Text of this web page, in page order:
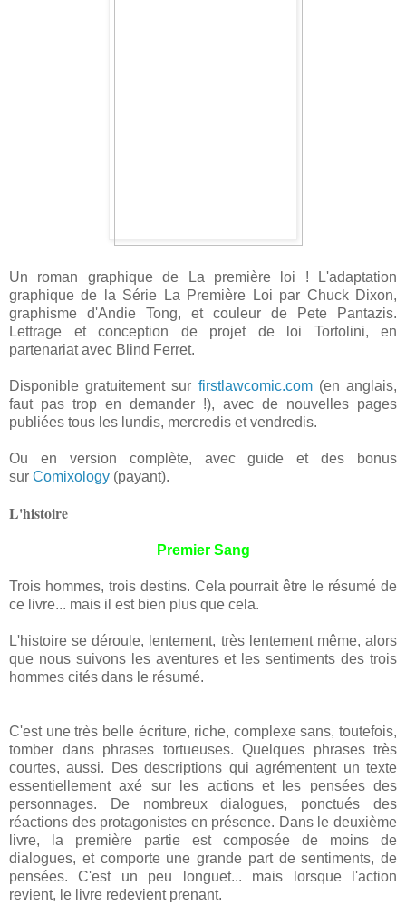
Un roman graphique de La première loi ! L'adaptation
graphique de la Série La Première Loi par Chuck Dixon,
graphisme d'Andie Tong, et couleur de Pete Pantazis.
Lettrage et conception de projet de loi Tortolini, en
partenariat avec Blind Ferret.
Disponible gratuitement sur firstlawcomic.com(en anglais,
faut pas trop en demander !), avec de nouvelles pages
publiées tous les lundis, mercredis et vendredis.
Ou en version complète, avec guide et des bonus
sur Comixology (payant).
L'histoire
Premier Sang
Trois hommes, trois destins. Cela pourrait être le résumé de
ce livre... mais il est bien plus que cela.
L'histoire se déroule, lentement, très lentement même, alors
que nous suivons les aventures et les sentiments des trois
hommes cités dans le résumé.
C'est une très belle écriture, riche, complexe sans, toutefois,
tomber dans phrases tortueuses. Quelques phrases très
courtes, aussi. Des descriptions qui agrémentent un texte
essentiellement axé sur les actions et les pensées des
personnages. De nombreux dialogues, ponctués des
réactions des protagonistes en présence. Dans le deuxième
livre, la première partie est composée de moins de
dialogues, et comporte une grande part de sentiments, de
pensées. C'est un peu longuet... mais lorsque l'action
revient, le livre redevient prenant.